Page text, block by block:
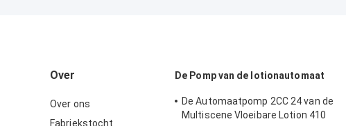
Over
Over ons
Fabriekstocht
De Pomp van de lotionautomaat
De Automaatpomp 2CC 24 van de
Multiscene Vloeibare Lotion 410